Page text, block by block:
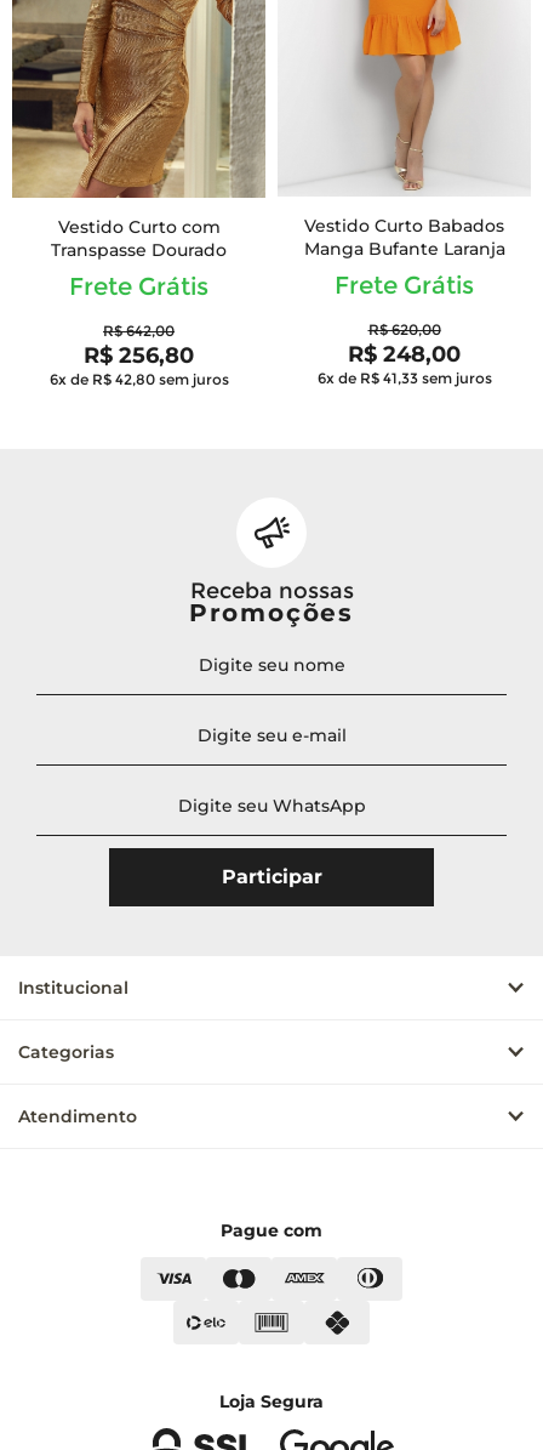
Vestido Curto com
Transpasse Dourado
Frete Grátis
R$ 642,00
R$ 256,80
6x de R$ 42,80 sem juros
Vestido Curto Babados
Manga Bufante Laranja
Frete Grátis
R$ 620,00
R$ 248,00
6x de R$ 41,33 sem juros
Receba nossas
Promoções
Institucional
Categorias
Atendimento
Pague com
Loja Segura